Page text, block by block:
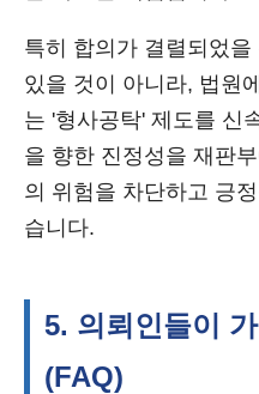
특히 합의가 결렬되었
있을 것이 아니라, 법원
는 '형사공탁' 제도를 신
을 향한 진정성을 재판
의 위험을 차단하고 긍
습니다.
5. 의뢰인들이
(FAQ)